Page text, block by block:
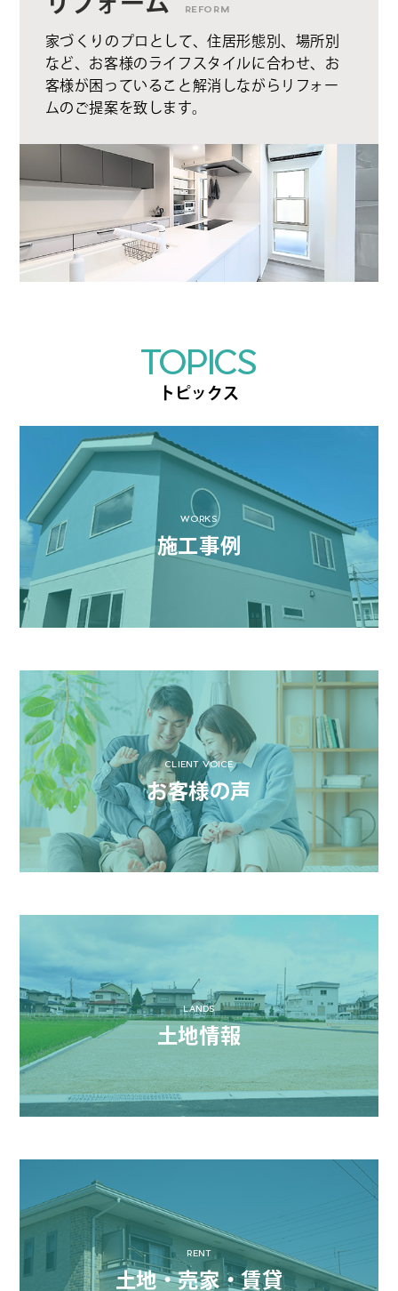
REFORM
家づくりのプロとして、住居形態別、場所別
など、お客様のライフスタイルに合わせ、お
客様が困っていること解消しながらリフォー
ムのご提案を致します。
TOPICS
トピックス
WORKS
施工事例
CLIENT VOICE
お客様の声
LANDS
土地情報
RENT
土地・売家・賃貸